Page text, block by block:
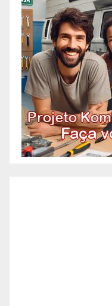
3473-2000, 3357-
98687-2000 se você
pensando em reformar ou
a fachada da sua
condomínio ou